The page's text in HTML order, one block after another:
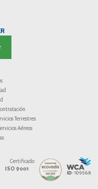
Terrestres
Aéreos
Certificado
ISO 9001